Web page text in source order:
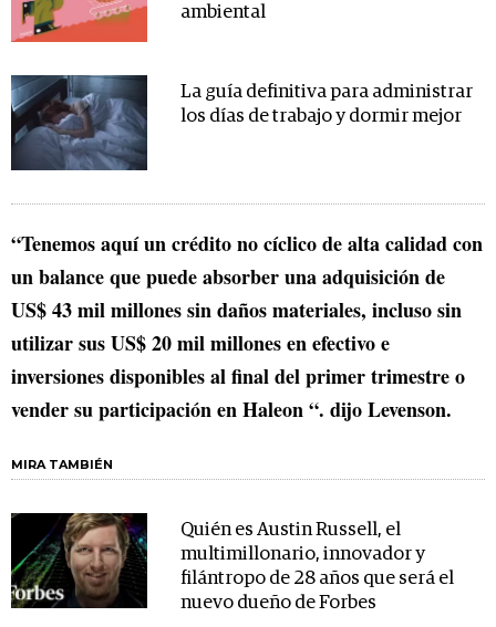
ambiental
La guía definitiva para administrar
los días de trabajo y dormir mejor
“Tenemos aquí un crédito no cíclico de alta calidad con
un balance que puede absorber una adquisición de
US$ 43 mil millones sin daños materiales, incluso sin
utilizar sus US$ 20 mil millones en efectivo e
inversiones disponibles al final del primer trimestre o
vender su participación en Haleon “. dijo Levenson.
MIRA TAMBIÉN
Quién es Austin Russell, el
multimillonario, innovador y
filántropo de 28 años que será el
nuevo dueño de Forbes